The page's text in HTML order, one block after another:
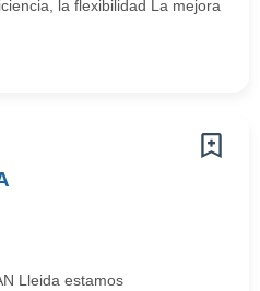
la flexibilidad La mejora
Lleida estamos